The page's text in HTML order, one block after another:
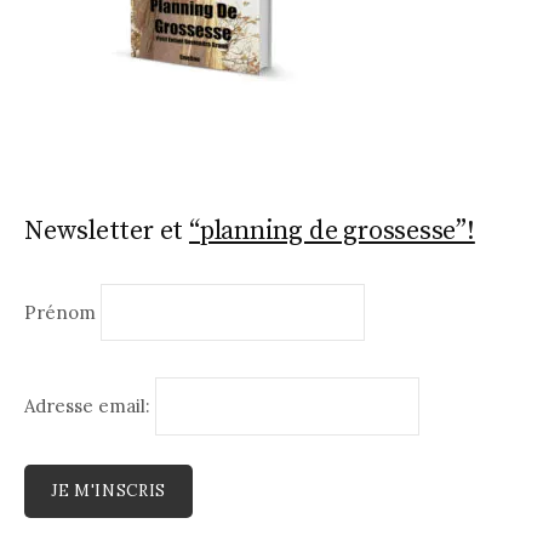
Newsletter et “planning de grossesse”!
Prénom
Adresse email: